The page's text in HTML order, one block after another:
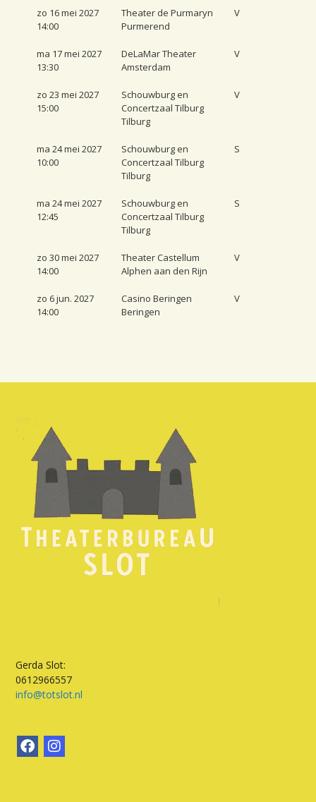
zo 16 mei 2027
14:00
Theater de Purmaryn
Purmerend
V
ma 17 mei 2027
13:30
DeLaMar Theater
Amsterdam
V
zo 23 mei 2027
15:00
Schouwburg en
Concertzaal Tilburg
Tilburg
V
ma 24 mei 2027
10:00
Schouwburg en
Concertzaal Tilburg
Tilburg
S
ma 24 mei 2027
12:45
Schouwburg en
Concertzaal Tilburg
Tilburg
S
zo 30 mei 2027
14:00
Theater Castellum
Alphen aan den Rijn
V
zo 6 jun. 2027
14:00
Casino Beringen
Beringen
V
Gerda Slot:
0612966557
info@totslot.nl